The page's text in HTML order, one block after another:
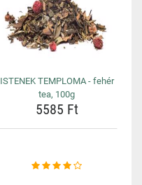
ISTENEK TEMPLOMA - fehér
tea, 100g
5585 Ft